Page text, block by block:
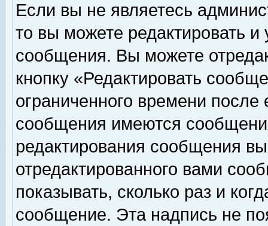
Если вы не являетесь
то вы можете редактировать и
сообщения. Вы можете
кнопку «Редактировать
ограниченного времени
сообщения имеются
редактирования сообщения
отредактированного вами
показывать, сколько раз и
сообщение. Эта надпись не